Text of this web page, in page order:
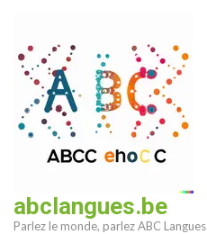
contenu
(Pressez
Entrée)
abclangues.be
Parlez le monde, parlez ABC Langues